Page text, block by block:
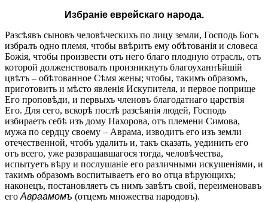
Избраніе еврейскаго народа.
Разсѣявъ сыновъ человѣческихъ по лицу земли, Господь Богъ
избралъ одно племя, чтобы ввѣрить ему обѣтованія и словеса
Божія, чтобы произвести отъ него благо плодную отрасль, отъ
которой долженствовалъ произникнуть благоуханнѣйшій
цвѣтъ – обѣтованное Сѣмя жены; чтобы, такимъ образомъ,
приготовить и мѣсто явленія Искупителя, и первое поприще
Его проповѣди, и первыхъ членовъ благодатнаго царствія
Его. Для сего, вскорѣ послѣ разсѣянія людей, Господь
избираетъ себѣ изъ дому Нахорова, отъ племени Симова,
мужа по сердцу своему – Аврама, изводитъ его изъ земли
отечественной, чтобъ удалить и, такъ сказать, уединить его
отъ всего, уже развращавшагося тогда, человѣчества,
испытуетъ вѣру и послушаніе его различными искушеніями, и
такимъ образомъ воспитываетъ его во отца вѣрующихъ;
наконецъ, постановляетъ съ нимъ завѣтъ свой, переименовавъ
его Авраамомъ (отцемъ множества народовъ).